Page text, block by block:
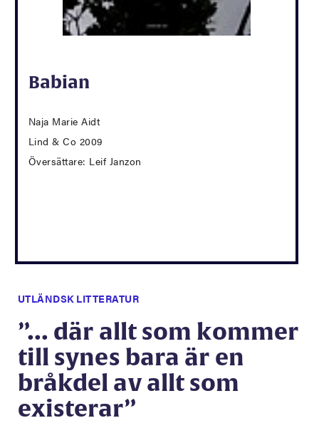
Babian
Naja Marie Aidt
Lind & Co 2009
Översättare: Leif Janzon
UTLÄNDSK LITTERATUR
”... där allt som kommer
till synes bara är en
bråkdel av allt som
existerar”